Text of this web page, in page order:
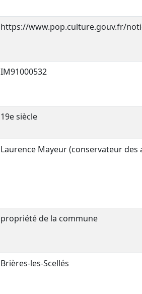
https://www.pop.culture.gouv.fr/
IM91000532
19e siècle
Laurence Mayeur (conservateur
propriété de la commune
Brières-les-Scellés